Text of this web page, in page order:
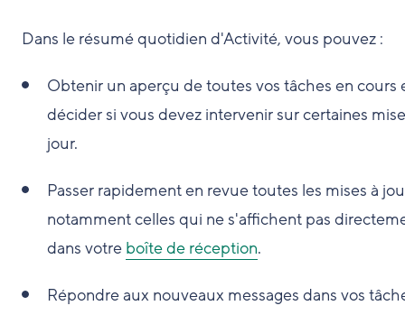
Dans le résumé quotidien d'Activité, vous pouvez :
Obtenir un aperçu de toutes vos tâches en cours
décider si vous devez intervenir sur certaines
jour.
Passer rapidement en revue toutes les mises à
notamment celles qui ne s'affichent pas
dans votre boîte de réception.
Répondre aux nouveaux messages dans vos